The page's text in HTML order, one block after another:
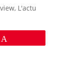
, L'actu